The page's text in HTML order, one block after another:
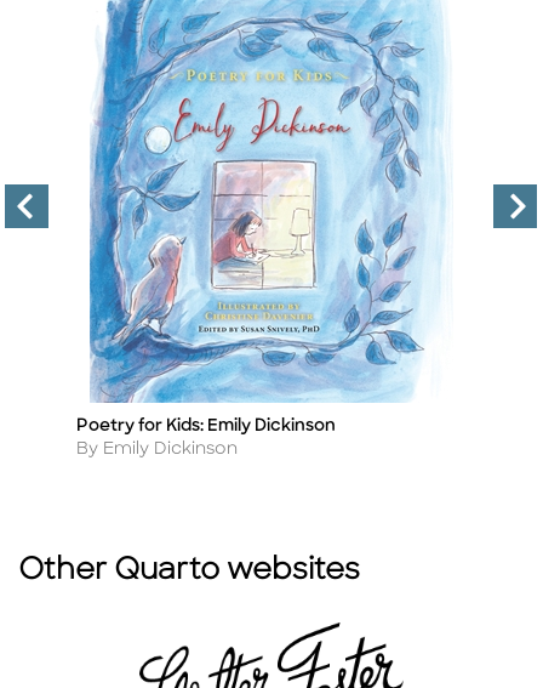
Title
Poetry for Kids: Emily Dickinson
Author
By Emily Dickinson
Other Quarto websites